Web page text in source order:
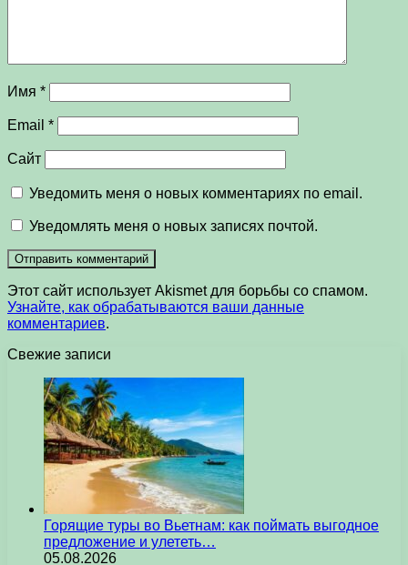
Имя *
Email *
Сайт
Уведомить меня о новых комментариях по email.
Уведомлять меня о новых записях почтой.
Этот сайт использует Akismet для борьбы со спамом.
Узнайте, как обрабатываются ваши данные
комментариев.
Свежие записи
Горящие туры во Вьетнам: как поймать выгодное
предложение и улететь…
05.08.2026